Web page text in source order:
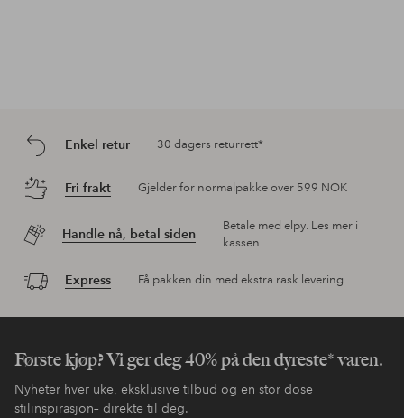
Enkel retur 30 dagers returrett*
Fri frakt Gjelder for normalpakke over 599 NOK
Handle nå, betal siden
Betale med elpy. Les mer i
kassen.
Express Få pakken din med ekstra rask levering
Første kjøp? Vi ger deg 40% på den dyreste* varen.
Nyheter hver uke, eksklusive tilbud og en stor dose
stilinspirasjon– direkte til deg.